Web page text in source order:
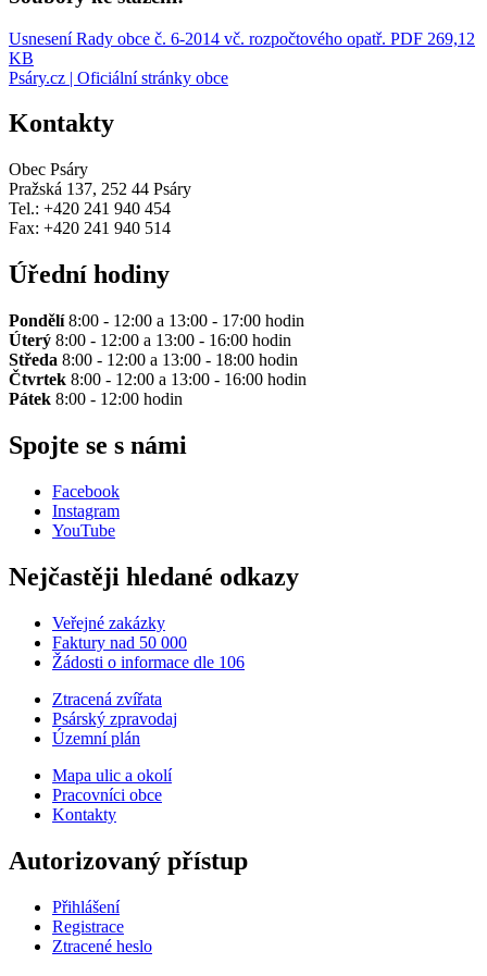
Usnesení Rady obce č. 6-2014 vč. rozpočtového opatř. PDF 269,12
KB
Psáry.cz | Oficiální stránky obce
Kontakty
Obec Psáry
Pražská 137, 252 44 Psáry
Tel.: +420 241 940 454
Fax: +420 241 940 514
Úřední hodiny
Pondělí8:00 - 12:00 a 13:00 - 17:00 hodin
Úterý 8:00 - 12:00 a 13:00 - 16:00 hodin
Středa 8:00 - 12:00 a 13:00 - 18:00 hodin
Čtvrtek 8:00 - 12:00 a 13:00 - 16:00 hodin
Pátek 8:00 - 12:00 hodin
Spojte se s námi
Facebook
Instagram
YouTube
Nejčastěji hledané odkazy
Veřejné zakázky
Faktury nad 50 000
Žádosti o informace dle 106
Ztracená zvířata
Psárský zpravodaj
Územní plán
Mapa ulic a okolí
Pracovníci obce
Kontakty
Autorizovaný přístup
Přihlášení
Registrace
Ztracené heslo